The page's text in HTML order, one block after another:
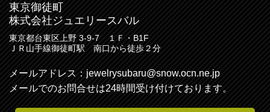
東京御徒町
株式会社ジュエリースバル
東京都台東区上野 3-9-7 １Ｆ・B1F
ＪＲ山手線御徒町駅 南口から徒歩２分
メールアドレス： jewelrysubaru@snow.ocn.ne.jp
メールでのお問合せは24時間受け付けております。